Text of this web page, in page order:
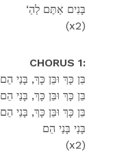
‘בָּנִים אַתֶּם לַהַ
(x2)
CHORUS 1:
בֵּן כָּךְ וּבֵּן כָּךְ, בָּנַי הֵם
,בֵּן כָּךְ וּבֵּן כָּךְ, בָּנַי הֵם
בֵּן כָּךְ וּבֵּן כָּךְ, בָּנַי הֵם
בָּנַי בָּנַי הֵם
(x2)